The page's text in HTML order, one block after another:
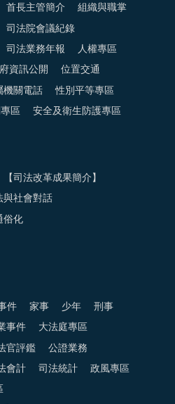
首長主管簡介 組織與職掌
司法院會議紀錄
司法業務年報 人權專區
資訊公開 位置交通
機關電話 性別平等專區
區 安全及衛生防護專區
【司法改革成果簡介】
與社會對話
俗化
件 家事 少年 刑事
事件 大法庭專區
官評鑑 公證業務
會計 司法統計 政風專區